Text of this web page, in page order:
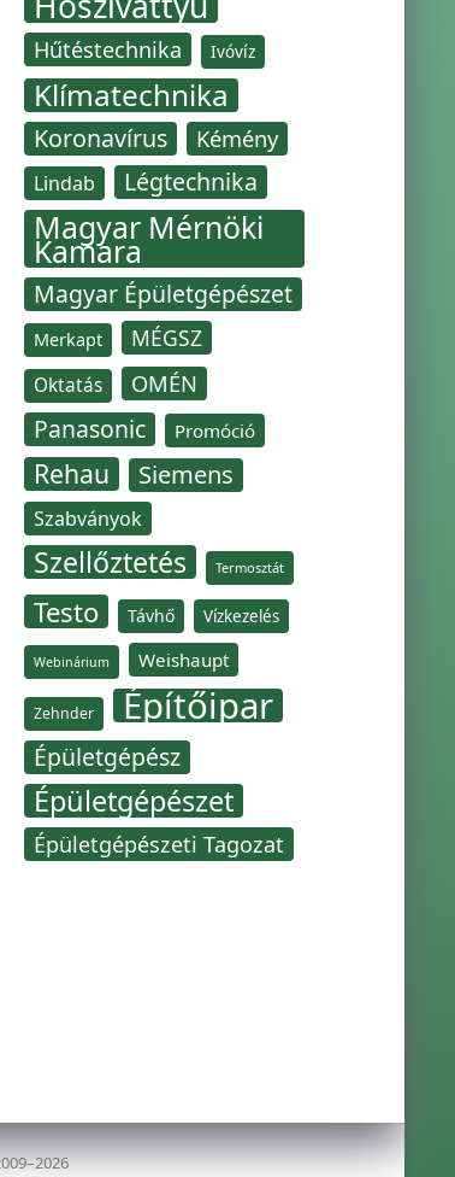
Hűtéstechnika Ivóvíz
Klímatechnika
Koronavírus Kémény
Lindab Légtechnika
Magyar Mérnöki
Kamara
Magyar Épületgépészet
Merkapt MÉGSZ
Oktatás OMÉN
Panasonic Promóció
Rehau Siemens
Szabványok
Szellőztetés Termosztát
Testo Távhő Vízkezelés
Webinárium Weishaupt
Zehnder Építőipar
Épületgépész
Épületgépészet
Épületgépészeti Tagozat